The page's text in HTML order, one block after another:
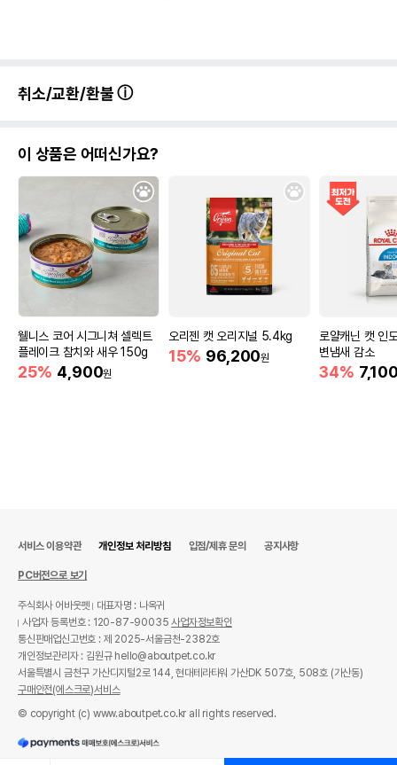
취소/교환/환불
이 상품은 어떠신가요?
웰니스 코어 시그니쳐 셀렉트
플레이크 참치와 새우 150g
25% 4,900원
오리젠 캣 오리지널 5.4kg
15% 96,200원
로얄캐닌 캣 인
변냄새 감소
34%
서비스 이용약관 개인정보 처리방침 입점/제휴 문의 공지사항
PC버전으로 보기
주식회사 어바웃펫
대표자명 : 나옥귀
사업자 등록번호 : 120-87-90035사업자정보확인
통신판매업신고번호 : 제 2025-서울금천-2382호
개인정보관리자 : 김원규 hello@aboutpet.co.kr
서울특별시 금천구 가산디지털2로 144, 현대테라타워 가산DK 507호, 508호 (가산동)
구매안전(에스크로)서비스
© copyright (c) www.aboutpet.co.kr all rights reserved.